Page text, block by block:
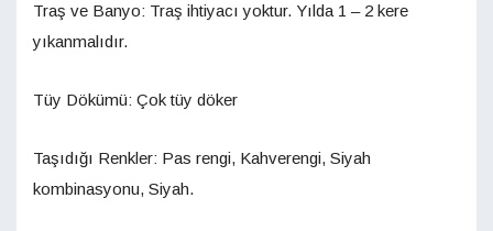
Traş ve Banyo: Traş ihtiyacı yoktur. Yılda 1 – 2 kere
yıkanmalıdır.
Tüy Dökümü: Çok tüy döker
Taşıdığı Renkler: Pas rengi, Kahverengi, Siyah
kombinasyonu, Siyah.